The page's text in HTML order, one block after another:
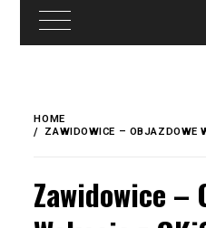
treści
content
HOME
ZAWIDOWICE – OBJAZDOWE
Zawidowice –